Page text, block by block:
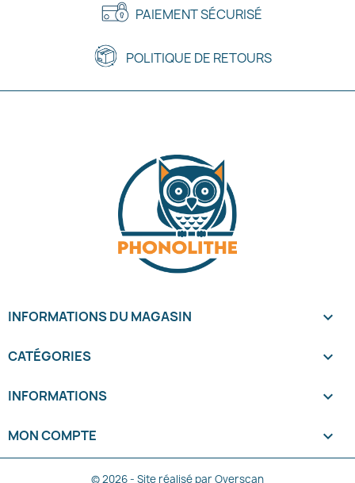
PAIEMENT SÉCURISÉ
POLITIQUE DE RETOURS
INFORMATIONS DU MAGASIN keyboard_arrow_down
CATÉGORIES 
INFORMATIONS 
MON COMPTE 
© 2026 - Site réalisé par Overscan